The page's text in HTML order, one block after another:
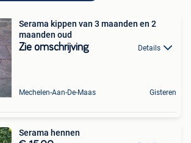
Serama kippen van 3 maanden en 2
maanden oud
Zie omschrijving Details
Mechelen-Aan-De-Maas Gisteren
Serama hennen